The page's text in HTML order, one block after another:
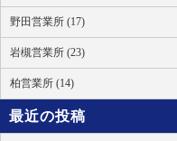
野田営業所 (17)
岩槻営業所 (23)
柏営業所 (14)
最近の投稿